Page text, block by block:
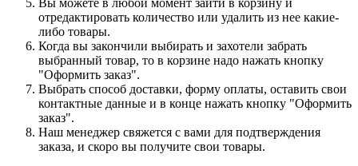
Вы можете в любой момент зайти в корзину и
отредактировать количество или удалить из нее какие-
либо товары.
Когда вы закончили выбирать и захотели забрать
выбранный товар, то в корзине надо нажать кнопку
"Оформить заказ".
Выбрать способ доставки, форму оплаты, оставить свои
контактные данные и в конце нажать кнопку "Оформить
заказ".
Наш менеджер свяжется с вами для подтверждения
заказа, и скоро вы получите свои товары.